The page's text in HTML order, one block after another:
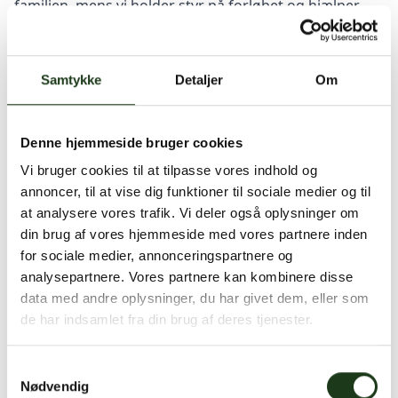
Samtykke Detaljer Om
Denne hjemmeside bruger cookies
Vi bruger cookies til at tilpasse vores indhold og
annoncer, til at vise dig funktioner til sociale medier og til
at analysere vores trafik. Vi deler også oplysninger om
din brug af vores hjemmeside med vores partnere inden
for sociale medier, annonceringspartnere og
analysepartnere. Vores partnere kan kombinere disse
data med andre oplysninger, du har givet dem, eller som
de har indsamlet fra din brug af deres tjenester.
Nødvendig
familien, mens vi holder styr på forløbet og hjælper
dig videre fra det første opkald til selve dagen.
Bedemand med juridisk hjælp til skifteretten og boets
økonomi
For mange familier stopper behovet ikke ved selve
afdeling, som rådgiver om
økonomi, så du kan fortsætte i samme forløb, når de
næste spørgsmål melder sig.
“Begravelses Service samler bedemand, skifteretten
og boets økonomi i ét forløb med egen juridisk
afdeling.”
Det er en væsentlig forskel, hvis du gerne vil undgå at
blive sendt videre mellem flere aktører. Når juridisk
Service, bliver det lettere at få overblik over både